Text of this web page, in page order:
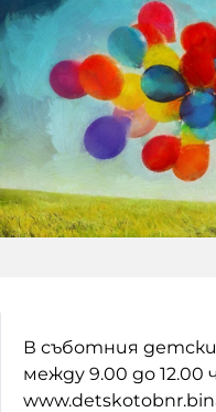
Фантазирай
Приказки
История на
Музикална
От соул до
Къщата
Златната
Игри
Кои сме ние?
За вас,
БНР
БНР
Архивен фонд
В съботния
между 9.00 до 12.00